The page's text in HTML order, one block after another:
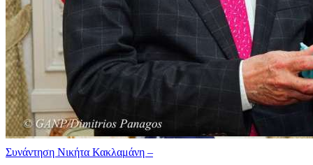
Συνάντηση Νικήτα Κακλαμάνη –